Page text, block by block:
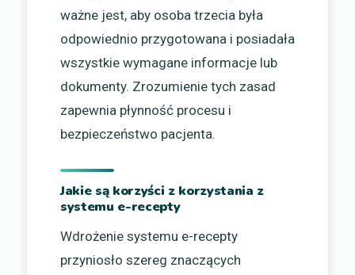
ważne jest, aby osoba trzecia była
odpowiednio przygotowana i posiadała
wszystkie wymagane informacje lub
dokumenty. Zrozumienie tych zasad
zapewnia płynność procesu i
bezpieczeństwo pacjenta.
Jakie są korzyści z korzystania z
systemu e-recepty
Wdrożenie systemu e-recepty
przyniosło szereg znaczących